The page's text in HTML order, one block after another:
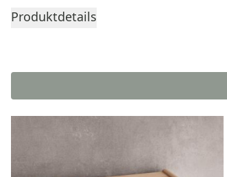
Produktdetails